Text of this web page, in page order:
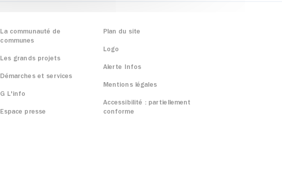
La communauté de
communes
Les grands projets
Démarches et services
G L'info
Espace presse
Plan du site
Logo
Alerte Infos
Mentions légales
Accessibilité : partiellement
conforme